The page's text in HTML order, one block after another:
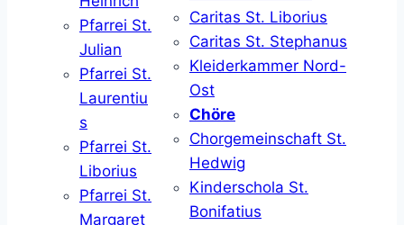
Pfarrei St.
Julian
Pfarrei St.
Laurentiu
s
Pfarrei St.
Liborius
Pfarrei St.
Margaret
Caritas St. Liborius
Caritas St. Stephanus
Kleiderkammer Nord-
Ost
Chöre
Chorgemeinschaft St.
Hedwig
Kinderschola St.
Bonifatius